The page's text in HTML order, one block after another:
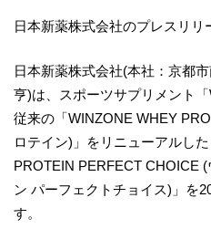
日本新薬株式会社のプレスリリ
日本新薬株式会社(本社：京都
亨)は、スポーツサプリメント
従来の「WINZONE WHEY
ロテイン)」をリニューアルし
PROTEIN PERFECT CHOICE
ン パーフェクトチョイス)」を
す。